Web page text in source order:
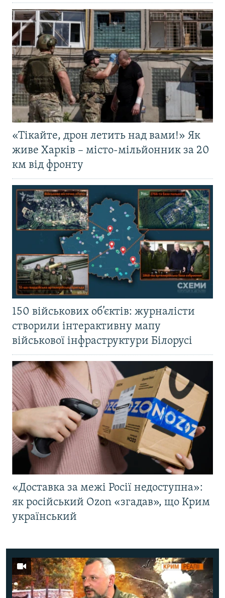
«Тікайте, дрон летить над вами!» Як
живе Харків – місто-мільйонник за 20
км від фронту
150 військових об’єктів: журналісти
створили інтерактивну мапу
військової інфраструктури Білорусі
«Доставка за межі Росії недоступна»:
як російський Ozon «згадав», що Крим
український